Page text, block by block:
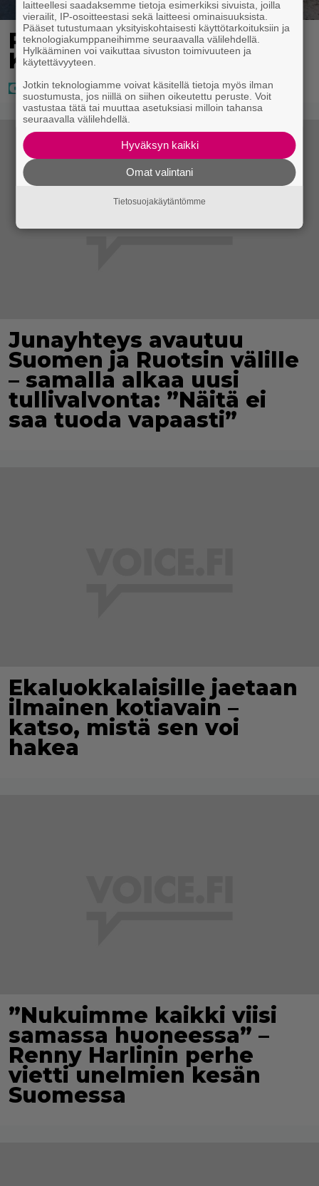
Poliisilla surullinen ilta
Kuopiossa eilen
Junayhteys avautuu
Suomen ja Ruotsin välille
– samalla alkaa uusi
tullivalvonta: ”Näitä ei
saa tuoda vapaasti”
Ekaluokkalaisille jaetaan
ilmainen kotiavain –
katso, mistä sen voi
hakea
”Nukuimme kaikki viisi
samassa huoneessa” –
Renny Harlinin perhe
vietti unelmien kesän
Suomessa
laitteellesi saadaksemme tietoja esimerkiksi sivuista, joilla
vierailit, IP-osoitteestasi sekä laitteesi ominaisuuksista.
Pääset tutustumaan yksityiskohtaisesti käyttötarkoituksiin ja
teknologiakumppaneihimme seuraavalla välilehdellä.
Hylkääminen voi vaikuttaa sivuston toimivuuteen ja
käytettävyyteen.
Jotkin teknologiamme voivat käsitellä tietoja myös ilman
suostumusta, jos niillä on siihen oikeutettu peruste. Voit
vastustaa tätä tai muuttaa asetuksiasi milloin tahansa
seuraavalla välilehdellä.
Hyväksyn kaikki
Omat valintani
Tietosuojakäytäntömme